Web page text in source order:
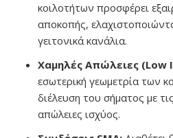
κοιλοτήτων προσφέρει
αποκοπής,
γειτονικά κανάλια.
Χαμηλές Απώλειες (Low
εσωτερική γεωμετρία των
διέλευση του σήματος με
απώλειες ισχύος.